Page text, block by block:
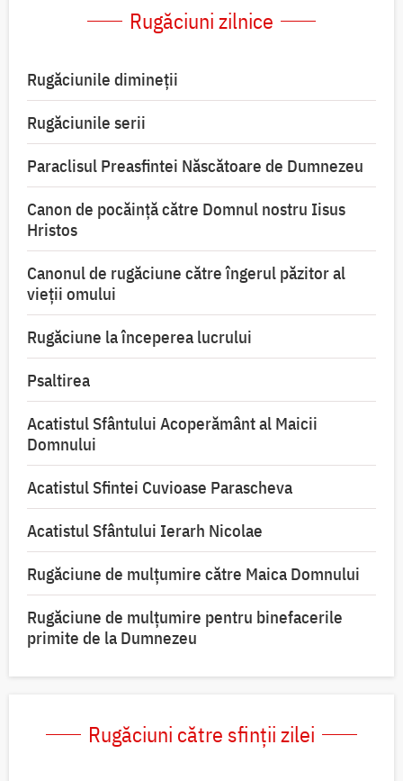
Rugăciuni zilnice
Rugăciunile dimineții
Rugăciunile serii
Paraclisul Preasfintei Născătoare de Dumnezeu
Canon de pocăință către Domnul nostru Iisus
Hristos
Canonul de rugăciune către îngerul păzitor al
vieții omului
Rugăciune la începerea lucrului
Psaltirea
Acatistul Sfântului Acoperământ al Maicii
Domnului
Acatistul Sfintei Cuvioase Parascheva
Acatistul Sfântului Ierarh Nicolae
Rugăciune de mulţumire către Maica Domnului
Rugăciune de mulțumire pentru binefacerile
primite de la Dumnezeu
Rugăciuni către sfinții zilei